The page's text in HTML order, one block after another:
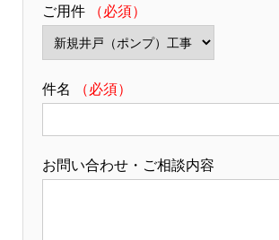
ご用件 （必須）
件名 （必須）
お問い合わせ・ご相談内容